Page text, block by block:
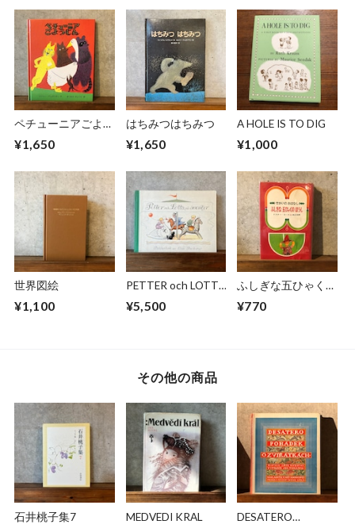
ペチューニアごよう
¥1,650
はちみつはちみつ
¥1,650
A HOLE IS TO DIG
¥1,000
世界図絵
¥1,100
PETTER och LOTTA
¥5,500
ふしぎな五ひゃくの
¥770
その他の商品
石井桃子集7 MEDVEDI KRAL
DESATERO